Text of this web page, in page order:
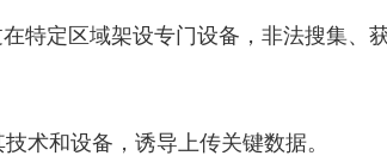
定区域架设专门设备，非法搜集、
术和设备，诱导上传关键数据。